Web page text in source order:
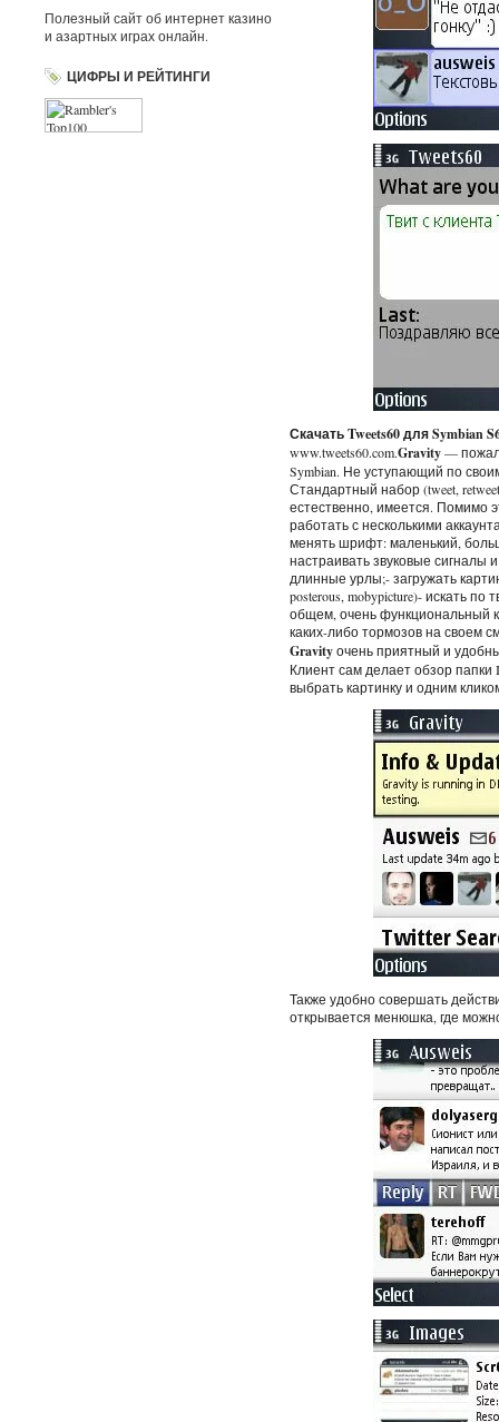
Полезный сайт об интернет казино
и азартных играх онлайн.
ЦИФРЫ И РЕЙТИНГИ
Скачать Tweets60 для Symbian
www.tweets60.com.Gravity—
Symbian. Не уступающий по
Стандартный набор (tweet,
естественно, имеется. Помимо
работать с несколькими
менять шрифт: маленький,
настраивать звуковые сигналы
длинные урлы;- загружать
posterous, mobypicture)- искать
общем, очень функциональный
каких-либо тормозов на своем
Gravityочень приятный и
Клиент сам делает обзор папки
выбрать картинку и одним
Также удобно совершать
открывается менюшка, где